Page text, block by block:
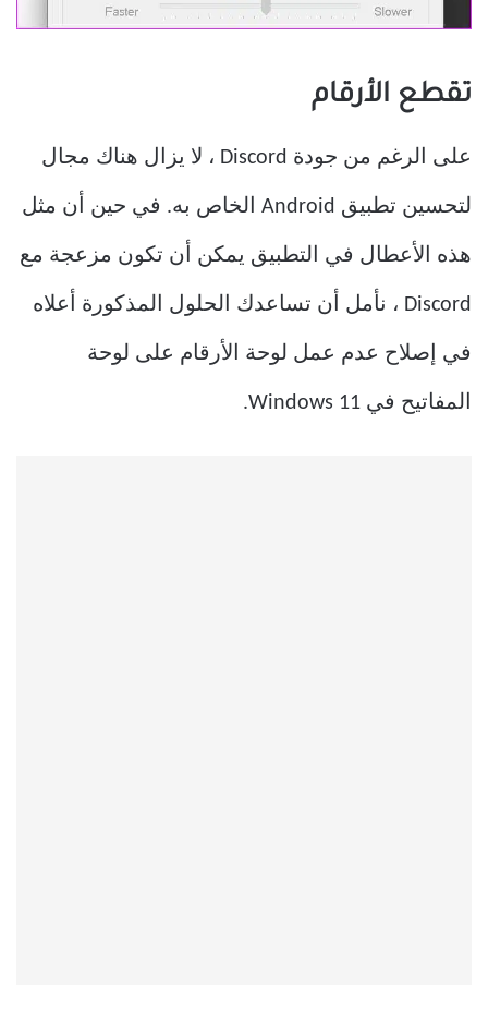
تقطع الأرقام
على الرغم من جودة Discord ، لا يزال هناك مجال
لتحسين تطبيق Android الخاص به. في حين أن مثل
هذه الأعطال في التطبيق يمكن أن تكون مزعجة مع
Discord ، نأمل أن تساعدك الحلول المذكورة أعلاه
في إصلاح عدم عمل لوحة الأرقام على لوحة
المفاتيح في Windows 11.